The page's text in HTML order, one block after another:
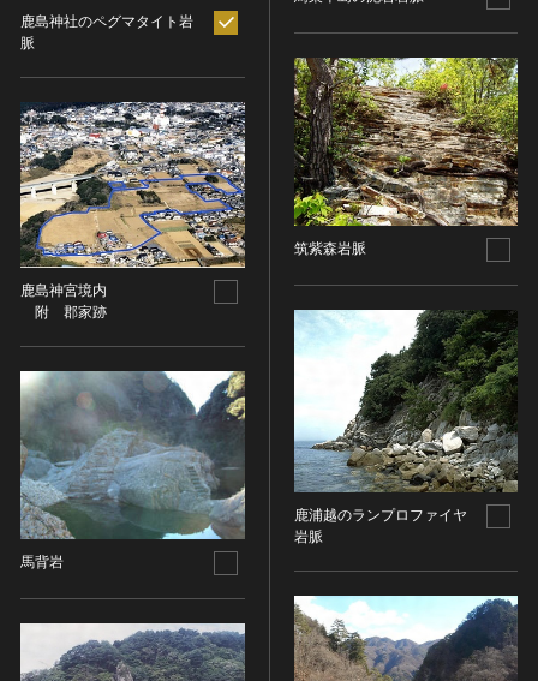
鹿島神社のペグマタイト岩
脈
鹿島神宮境内
附 郡家跡
馬背岩
筑紫森岩脈
鹿浦越のランプロファイヤ
岩脈
飛鳥 [日本]
鎌倉 [日本]
南北朝 [日本]
室町 [日本]
安土・桃山 [日本]
江戸 [日本]
明治 [日本]
昭和 [日本]
平成 [日本]
令和 [日本]
旧石器 [朝鮮半島]
新石器 [朝鮮半島]
鉄器 [朝鮮半島]
原三国・朝鮮三国 [朝鮮半島]
原三国・朝鮮三国 [朝鮮半島]
宗教建築
近世以前その他
近代その他
絵画
日本画
油彩画
水彩
素描
その他
版画
木版画
銅版画
リトグラフ（石版画）
彫刻
木像
所在地（都道府県）を選択
所在地（市区町村）を選択
所蔵館
指定区分
重要文化財
登録有形文化財
重要無形文化財
登録無形文化財
記録作成等の措置を講ずべき無形文化財
重要有形民俗文化財
登録無形民俗文化財
メディア（動画等）
メディア（動画等）を選択
動画
高画質画像
画像ライセンス
画像ライセンスを選択
CC BY（表示）
CC BY-SA（表示—継承）
検索する
20件で表示
入力情報をクリア